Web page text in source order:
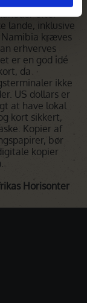
efter
lande, inklusive
Namibia kræves
erhverves
er en god idé
da
ikke
US dollars er
at have lokal
kort sikkert,
Kopier af
bør
kopier
Horisonter